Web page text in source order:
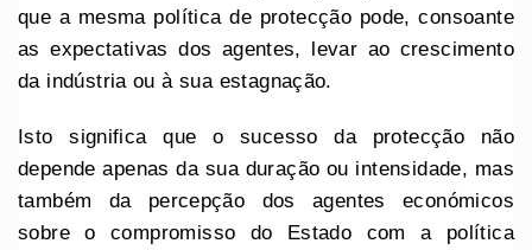
que a mesma política de protecção pode, consoante
as expectativas dos agentes, levar ao crescimento
da indústria ou à sua estagnação.
Isto significa que o sucesso da protecção não
depende apenas da sua duração ou intensidade, mas
também da percepção dos agentes económicos
sobre o compromisso do Estado com a política